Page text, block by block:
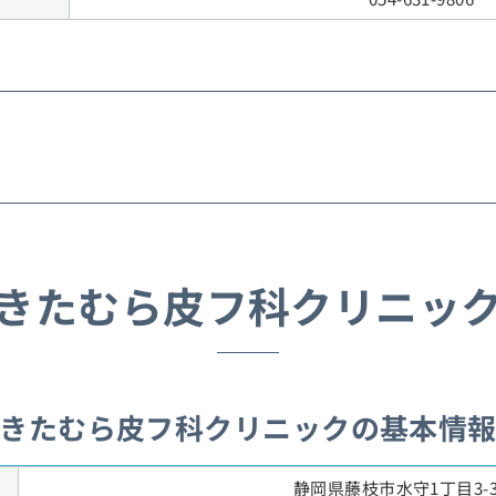
たむら皮フ科クリニッ
きたむら皮フ科クリニックの基本情報
静岡県藤枝市水守1丁目3-